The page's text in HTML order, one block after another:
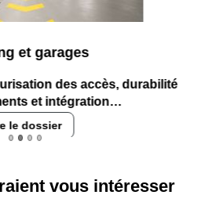
et garages
des accès, durabilité des
et intégration…
le dossier
vous intéresser